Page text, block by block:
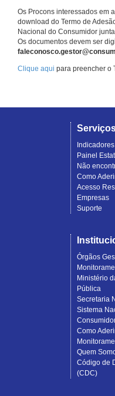
Os Procons interessados em
download do Termo de
Nacional do Consumidor
Os documentos devem ser
Clique aqui para preencher o
Indicadores
Painel
Não
Como
Acesso
Empresas
Suporte
Órgãos
Ministério
Pública
Secretaria
Sistema
Como
Quem
Código de
(CDC)